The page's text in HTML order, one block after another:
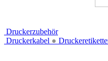
Druckerzubehör
Druckerkabel ●